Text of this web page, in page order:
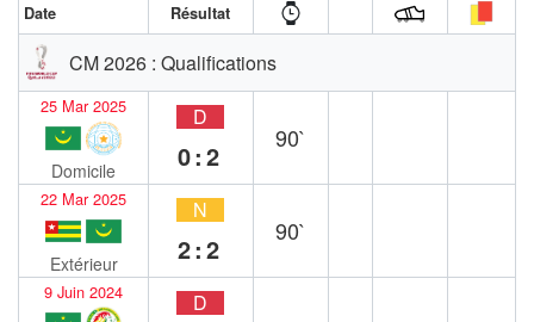
Date Résultat
CM 2026 : Qualifications
25 Mar 2025
Domicile
D
0:2
90`
22 Mar 2025
Extérieur
N
2:2
90`
9 Juin 2024 D